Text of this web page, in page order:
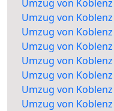
Umzug von
Umzug von
Umzug von
Umzug von
Umzug von
Umzug von
Umzug von
Umzug von